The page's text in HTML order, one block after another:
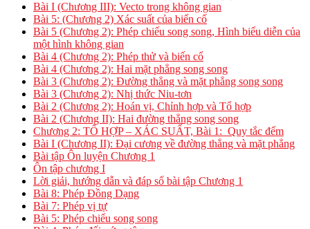
Bài I (Chương III): Vecto trong không gian
Bài 5: (Chương 2) Xác suất của biến cố
Bài 5 (Chương 2): Phép chiếu song song, Hình biểu diễn của
một hình không gian
Bài 4 (Chương 2): Phép thử và biến cố
Bài 4 (Chương 2): Hai mặt phẳng song song
Bài 3 (Chương 2): Đường thẳng và mặt phẳng song song
Bài 3 (Chương 2): Nhị thức Niu-tơn
Bài 2 (Chương 2): Hoán vị, Chỉnh hợp và Tổ hợp
Bài 2 (Chương II): Hai đường thẳng song song
Chương 2: TỔ HỢP – XÁC SUẤT, Bài 1: Quy tắc đếm
Bài I (Chương II): Đại cương về đường thẳng và mặt phẳng
Bài tập Ôn luyện Chương 1
Ôn tập chương I
Lời giải, hướng dẫn và đáp số bài tập Chương 1
Bài 8: Phép Đồng Dạng
Bài 7: Phép vị tự
Bài 5: Phép chiếu song song